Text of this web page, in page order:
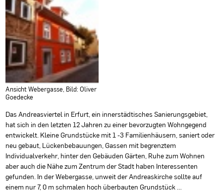
Ansicht Webergasse, Bild: Oliver
Goedecke
Das Andreasviertel in Erfurt, ein innerstädtisches Sanierungsgebiet,
hat sich in den letzten 12 Jahren zu einer bevorzugten Wohngegend
entwickelt. Kleine Grundstücke mit 1 -3 Familienhäusern, saniert oder
neu gebaut, Lückenbebauungen, Gassen mit begrenztem
Individualverkehr, hinter den Gebäuden Gärten, Ruhe zum Wohnen
aber auch die Nähe zum Zentrum der Stadt haben Interessenten
gefunden. In der Webergasse, unweit der Andreaskirche sollte auf
einem nur 7, 0 m schmalen hoch überbauten Grundstück …